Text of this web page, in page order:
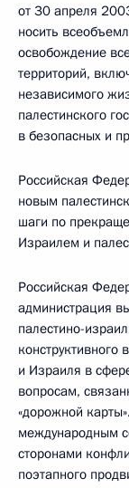
от 30 апреля
носить
освобождение
территорий,
независимого
палестинского
в безопасных и
Российская
новым
шаги по
Израилем и
Российская
администрация
палестино-
и Израиля в
вопросам,
«дорожной
международным
сторонами
поэтапного